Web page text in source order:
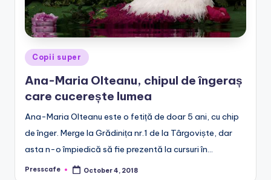
o
Posted
Copii super
Ana-Maria Olteanu, chipul de îngeraș
care cucerește lumea
Ana-Maria Olteanu este o fetiță de doar 5 ani, cu chip
de înger. Merge la Grădinița nr.1 de la Târgoviște, dar
asta n-o împiedică să fie prezentă la cursuri în…
Posted
Presscafe October 4, 2018